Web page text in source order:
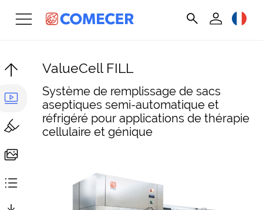
ValueCell FILL
Système de remplissage de sacs
aseptiques semi-automatique et
réfrigéré pour applications de thérapie
cellulaire et génique